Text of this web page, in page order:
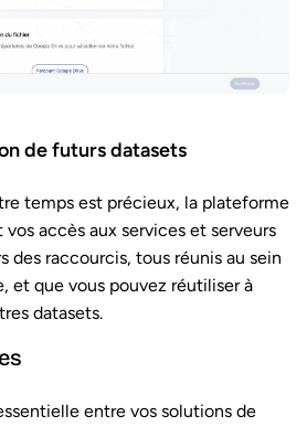
de futurs datasets
temps est précieux, la plateforme
accès aux services et serveurs
des raccourcis, tous réunis au sein
et que vous pouvez réutiliser à
datasets.
entre vos solutions de